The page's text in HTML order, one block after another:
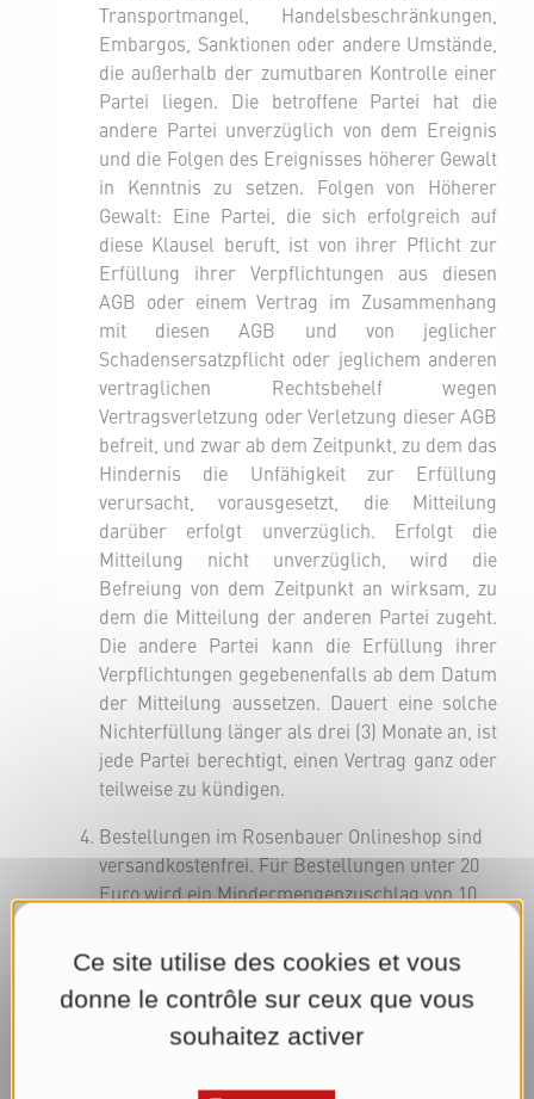
Transportmangel, Handelsbeschränkungen,
Embargos, Sanktionen oder andere Umstände,
die außerhalb der zumutbaren Kontrolle einer
Partei liegen. Die betroffene Partei hat die
andere Partei unverzüglich von dem Ereignis
und die Folgen des Ereignisses höherer Gewalt
in Kenntnis zu setzen. Folgen von Höherer
Gewalt: Eine Partei, die sich erfolgreich auf
diese Klausel beruft, ist von ihrer Pflicht zur
Erfüllung ihrer Verpflichtungen aus diesen
AGB oder einem Vertrag im Zusammenhang
mit diesen AGB und von jeglicher
Schadensersatzpflicht oder jeglichem anderen
vertraglichen Rechtsbehelf wegen
Vertragsverletzung oder Verletzung dieser AGB
befreit, und zwar ab dem Zeitpunkt, zu dem das
Hindernis die Unfähigkeit zur Erfüllung
verursacht, vorausgesetzt, die Mitteilung
darüber erfolgt unverzüglich. Erfolgt die
Mitteilung nicht unverzüglich, wird die
Befreiung von dem Zeitpunkt an wirksam, zu
dem die Mitteilung der anderen Partei zugeht.
Die andere Partei kann die Erfüllung ihrer
Verpflichtungen gegebenenfalls ab dem Datum
der Mitteilung aussetzen. Dauert eine solche
Nichterfüllung länger als drei (3) Monate an, ist
jede Partei berechtigt, einen Vertrag ganz oder
teilweise zu kündigen.
Bestellungen im Rosenbauer Onlineshop sind
versandkostenfrei. Für Bestellungen unter 20
Euro wird ein Mindermengenzuschlag von 10
den Wert der Ware, nicht aber auf andere
Kosten angerechnet.
ROSENBAUER ist berechtigt, eine
Warenbestellung des Kunden auch ohne
Teillieferungen auszuführen. In diesem Fall hat
Ce site utilise des cookies et vous
donne le contrôle sur ceux que vous
souhaitez activer